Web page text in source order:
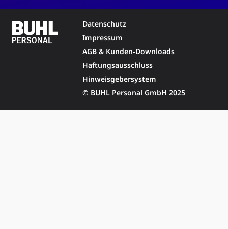
Datenschutz
Impressum
AGB & Kunden-Downloads
Haftungsausschluss
Hinweisgebersystem
© BUHL Personal GmbH 2025